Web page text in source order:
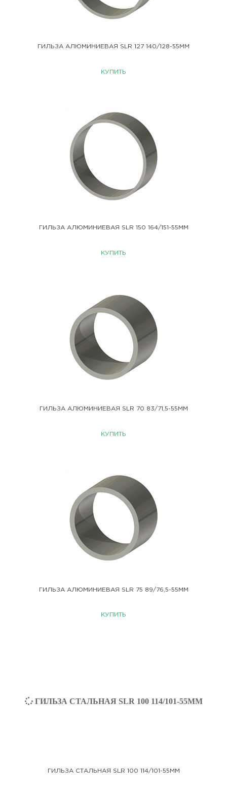
ГИЛЬЗА АЛЮМИНИЕВАЯ SLR 127 140/128-55ММ
КУПИТЬ
ГИЛЬЗА АЛЮМИНИЕВАЯ SLR 150 164/151-55ММ
КУПИТЬ
ГИЛЬЗА АЛЮМИНИЕВАЯ SLR 70 83/71,5-55ММ
КУПИТЬ
ГИЛЬЗА АЛЮМИНИЕВАЯ SLR 75 89/76,5-55ММ
КУПИТЬ
ГИЛЬЗА СТАЛЬНАЯ SLR 100 114/101-55ММ